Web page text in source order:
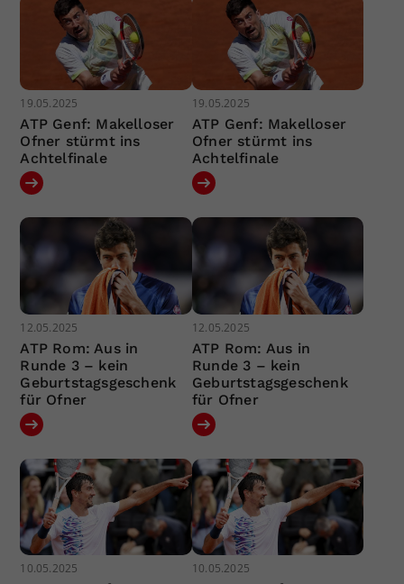
19.05.2025
ATP Genf: Makelloser
Ofner stürmt ins
Achtelfinale
19.05.2025
ATP Genf: Makelloser
Ofner stürmt ins
Achtelfinale
12.05.2025
ATP Rom: Aus in
Runde 3 – kein
Geburtstagsgeschenk
für Ofner
12.05.2025
ATP Rom: Aus in
Runde 3 – kein
Geburtstagsgeschenk
für Ofner
10.05.2025 10.05.2025